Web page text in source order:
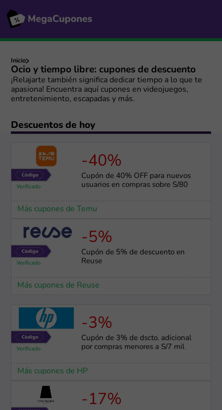
Inicio
Ocio y tiempo libre: cupones de descuento
¡Relajarte también significa dedicar tiempo a lo que te
apasiona! Encuentra aquí cupones en videojuegos,
entretenimiento, escapadas y más.
Descuentos de hoy
-40%
Cupón de 40% OFF para nuevos
usuarios en compras sobre S/80
Más cupones de Temu
-5%
Cupón de 5% de descuento en
Reuse
Más cupones de Reuse
-3%
Cupón de 3% de dscto. adicional
por compras menores a S/7 mil
Más cupones de HP
-17%